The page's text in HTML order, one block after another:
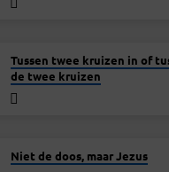
Tussen twee kruizen in of
de twee kruizen
Niet de doos, maar Jezus